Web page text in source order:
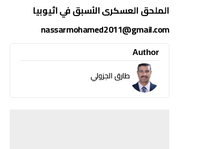
الملحق العسكرى الأسبق في اثيوبيا
nassarmohamed2011@gmail.com
Author
طارق الجزولي